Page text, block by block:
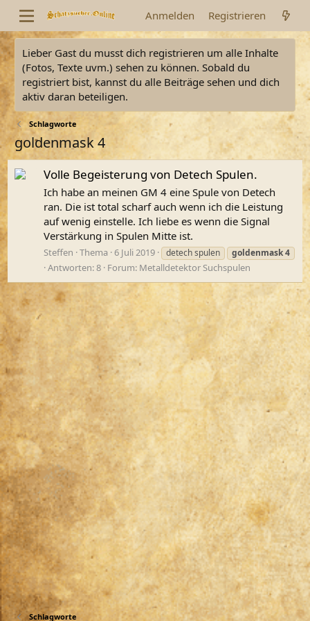
Anmelden Registrieren
Lieber Gast du musst dich registrieren um alle Inhalte
(Fotos, Texte uvm.) sehen zu können. Sobald du
registriert bist, kannst du alle Beiträge sehen und dich
aktiv daran beteiligen.
Schlagworte
goldenmask 4
Volle Begeisterung von Detech Spulen.
Ich habe an meinen GM 4 eine Spule von Detech
ran. Die ist total scharf auch wenn ich die Leistung
auf wenig einstelle. Ich liebe es wenn die Signal
Verstärkung in Spulen Mitte ist.
Steffen Thema 6 Juli 2019 detech spulen goldenmask4
Antworten: 8 Forum: Metalldetektor Suchspulen
Schlagworte